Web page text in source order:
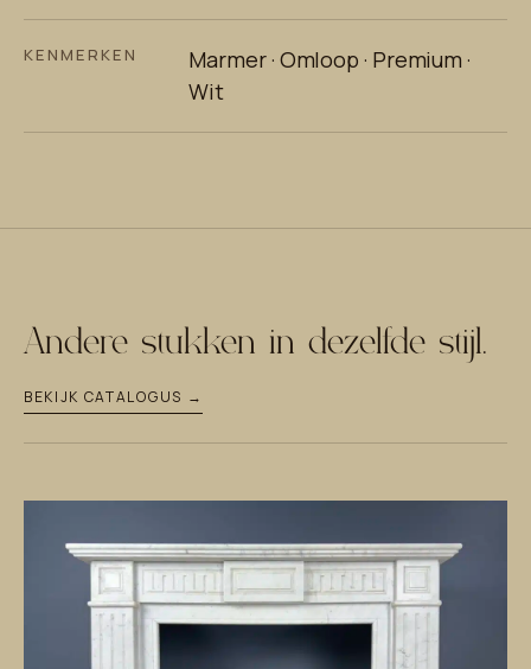
KENMERKEN
Marmer · Omloop · Premium ·
Wit
Andere stukken in dezelfde stijl.
BEKIJK CATALOGUS →